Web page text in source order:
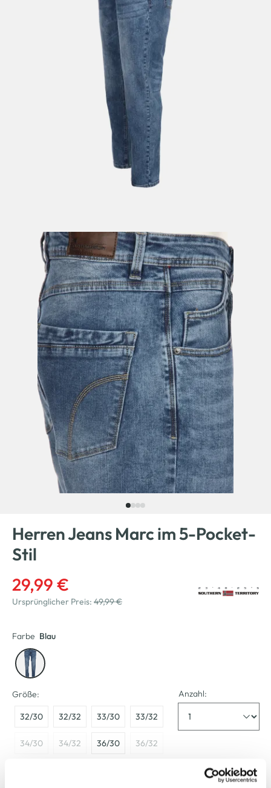
Herren Jeans Marc im 5-Pocket-
Stil
29,99 €
Ursprünglicher Preis: 49,99 €
Farbe Blau
Größe:
32/30 32/32 33/30 33/32
34/30 34/32 36/30 36/32
Anzahl: